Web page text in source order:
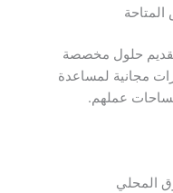
حلول مخصصة
مجانية لمساعدة
عملهم.
المحلي